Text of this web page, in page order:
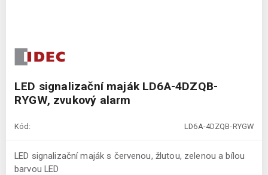
LED signalizační maják LD6A-4DZQB-
RYGW, zvukový alarm
Kód: LD6A-4DZQB-RYGW
LED signalizační maják s červenou, žlutou, zelenou a bílou
barvou LED